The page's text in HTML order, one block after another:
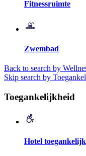
Fitnessruimte
Zwembad
Back to search by
Skip search by
Toegankelijkheid
Hotel